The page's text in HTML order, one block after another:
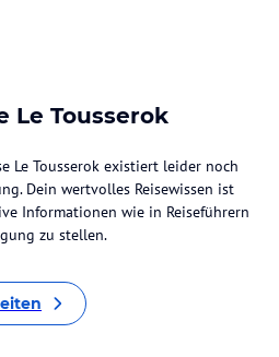
Le Tousserok
Le Tousserok existiert leider noch
Dein wertvolles Reisewissen ist
Informationen wie in Reiseführern
zu stellen.